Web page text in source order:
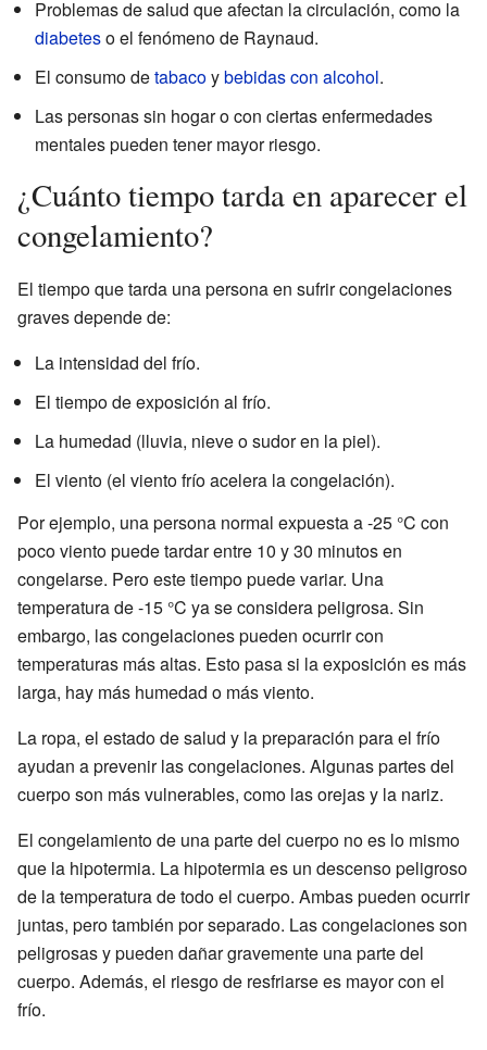
Problemas de salud que afectan la circulación, como la
diabeteso el fenómeno de Raynaud.
El consumo detabacoybebidas con alcohol.
Las personas sin hogar o con ciertas enfermedades
mentales pueden tener mayor riesgo.
¿Cuánto tiempo tarda en aparecer el
congelamiento?
El tiempo que tarda una persona en sufrir congelaciones
graves depende de:
La intensidad del frío.
El tiempo de exposición al frío.
La humedad (lluvia, nieve o sudor en la piel).
El viento (el viento frío acelera la congelación).
Por ejemplo, una persona normal expuesta a -25 °C con
poco viento puede tardar entre 10 y 30 minutos en
congelarse. Pero este tiempo puede variar. Una
temperatura de -15 °C ya se considera peligrosa. Sin
embargo, las congelaciones pueden ocurrir con
temperaturas más altas. Esto pasa si la exposición es más
larga, hay más humedad o más viento.
La ropa, el estado de salud y la preparación para el frío
ayudan a prevenir las congelaciones. Algunas partes del
cuerpo son más vulnerables, como las orejas y la nariz.
El congelamiento de una parte del cuerpo no es lo mismo
que la hipotermia. La hipotermia es un descenso peligroso
de la temperatura de todo el cuerpo. Ambas pueden ocurrir
juntas, pero también por separado. Las congelaciones son
peligrosas y pueden dañar gravemente una parte del
cuerpo. Además, el riesgo de resfriarse es mayor con el
frío.